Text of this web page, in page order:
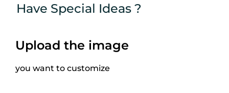
Have Special Ideas ?